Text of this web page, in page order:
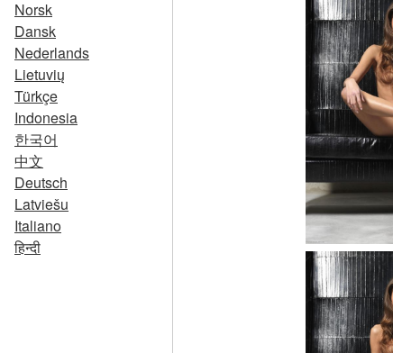
Norsk
Dansk
Nederlands
Lietuvių
Türkçe
Indonesia
한국어
中文
Deutsch
Latviešu
Italiano
हिन्दी